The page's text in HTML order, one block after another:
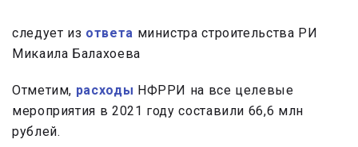
следует из ответа министра строительства РИ
Микаила Балахоева
Отметим, расходы НФРРИ на все целевые
мероприятия в 2021 году составили 66,6 млн
рублей.